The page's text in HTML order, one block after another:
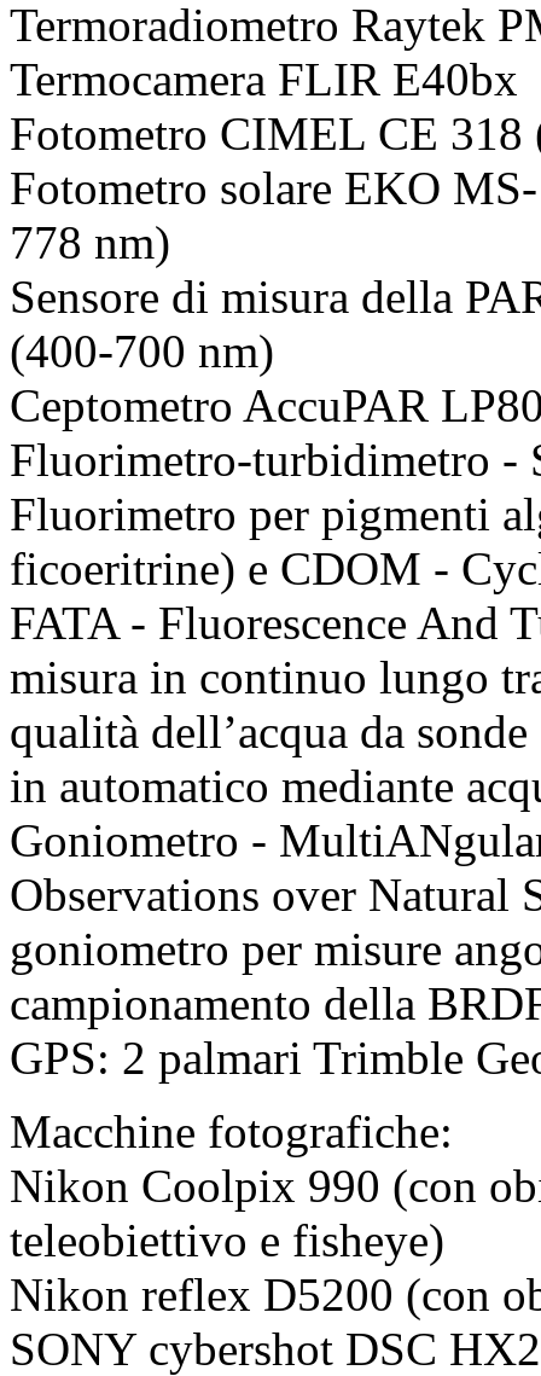
Termoradiometro Raytek
Termocamera FLIR E40bx
Fotometro CIMEL CE 318
Fotometro solare EKO
778 nm)
Sensore di misura della
(400-700 nm)
Ceptometro AccuPAR
Fluorimetro-turbidimetro -
Fluorimetro per pigmenti
ficoeritrine) e CDOM -
FATA - Fluorescence And
misura in continuo lungo
qualità dell’acqua da
in automatico mediante
Goniometro -
Observations over Natural
goniometro per misure
campionamento della
GPS: 2 palmari Trimble
Macchine fotografiche:
Nikon Coolpix 990 (con
teleobiettivo e fisheye)
Nikon reflex D5200 (con
SONY cybershot DSC